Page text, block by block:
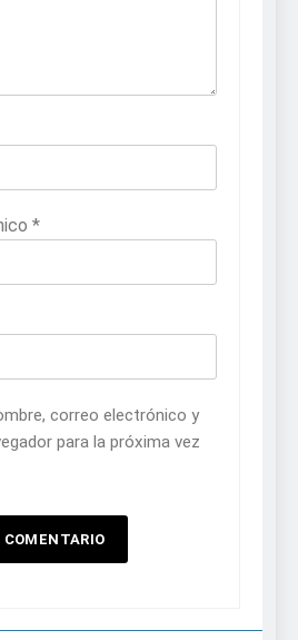
*
correo electrónico y
para la próxima vez